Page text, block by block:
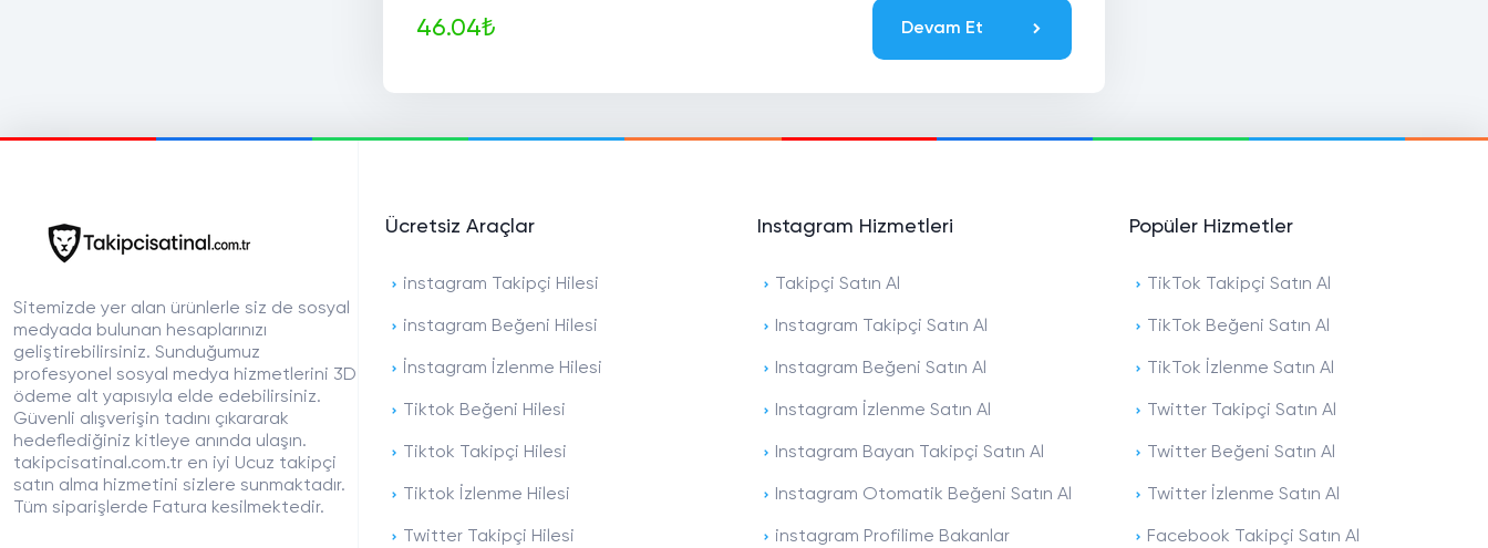
46.04₺ Devam Et
Sitemizde yer alan ürünlerle siz de sosyal
medyada bulunan hesaplarınızı
geliştirebilirsiniz. Sunduğumuz
profesyonel sosyal medya hizmetlerini 3D
ödeme alt yapısıyla elde edebilirsiniz.
Güvenli alışverişin tadını çıkararak
hedeflediğiniz kitleye anında ulaşın.
takipcisatinal.com.tr en iyi Ucuz takipçi
satın alma hizmetini sizlere sunmaktadır.
Tüm siparişlerde Fatura kesilmektedir.
Ücretsiz Araçlar
instagram Takipçi Hilesi
instagram Beğeni Hilesi
İnstagram İzlenme Hilesi
Tiktok Beğeni Hilesi
Tiktok Takipçi Hilesi
Tiktok İzlenme Hilesi
Twitter Takipçi Hilesi
Instagram Hizmetleri
Takipçi Satın Al
Instagram Takipçi Satın Al
Instagram Beğeni Satın Al
Instagram İzlenme Satın Al
Instagram Bayan Takipçi Satın Al
Instagram Otomatik Beğeni Satın Al
instagram Profilime Bakanlar
Popüler Hizmetler
TikTok Takipçi Satın Al
TikTok Beğeni Satın Al
TikTok İzlenme Satın Al
Twitter Takipçi Satın Al
Twitter Beğeni Satın Al
Twitter İzlenme Satın Al
Facebook Takipçi Satın Al